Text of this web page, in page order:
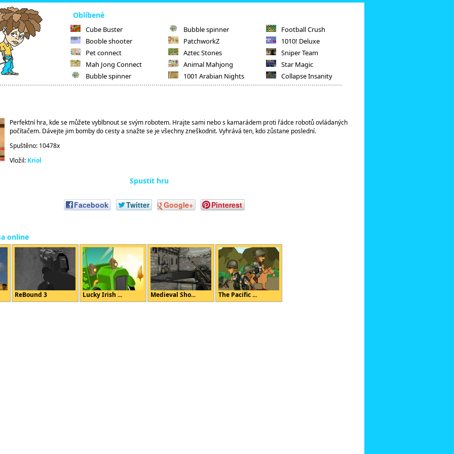
Oblíbené
Cube Buster
Booble shooter
Pet connect
Mah Jong Connect
Bubble spinner
Bubble spinner
PatchworkZ
Aztec Stones
Animal Mahjong
1001 Arabian Nights
Football Crush
1010! Deluxe
Sniper Team
Star Magic
Collapse Insanity
Perfektní hra, kde se můžete vyblbnout se svým robotem. Hrajte sami nebo s kamarádem proti řádce robotů ovládaných
počítačem. Dávejte jim bomby do cesty a snažte se je všechny zneškodnit. Vyhrává ten, kdo zůstane poslední.
Spuštěno: 10478x
Vložil: Kriol
Spustit hru
Facebook Twitter Google+ Pinterest
online
ReBound 3 Lucky Irish ... Medieval Sho... The Pacific ...